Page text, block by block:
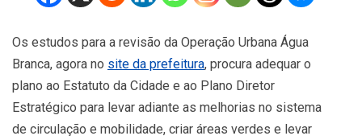
Os estudos para a revisão da Operação Urbana Água
Branca, agora no site da prefeitura, procura adequar o
plano ao Estatuto da Cidade e ao Plano Diretor
Estratégico para levar adiante as melhorias no sistema
de circulação e mobilidade, criar áreas verdes e levar